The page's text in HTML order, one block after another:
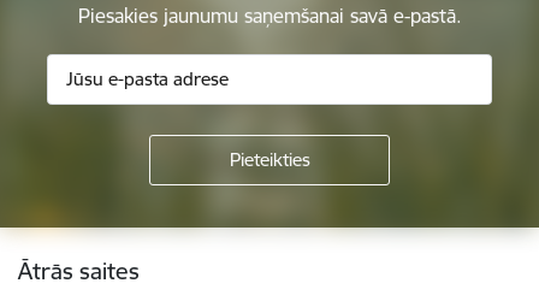
Piesakies jaunumu saņemšanai savā e-pastā.
Kājene
Ātrās saites